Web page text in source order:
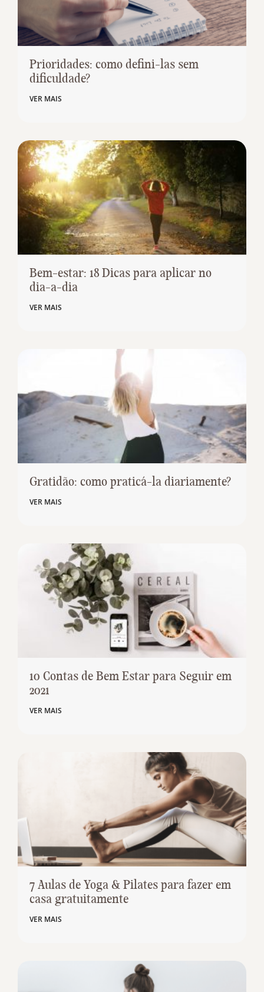
Prioridades: como defini-las sem
dificuldade?
VER MAIS
Bem-estar: 18 Dicas para aplicar no
dia-a-dia
VER MAIS
Gratidão: como praticá-la diariamente?
VER MAIS
10 Contas de Bem Estar para Seguir em
2021
VER MAIS
7 Aulas de Yoga & Pilates para fazer em
casa gratuitamente
VER MAIS